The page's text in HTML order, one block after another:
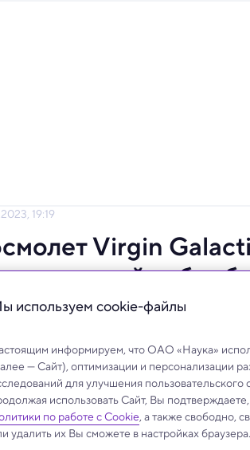
19:19
Virgin
цена билета, который позволит
используем сookie-файлы
информируем, что ОАО «Наука»
— Сайт), оптимизации и персонализации
для улучшения
использовать Сайт, Вы
по работе с Cookie, а также свободно,
удалить их Вы сможете в настройках браузера.